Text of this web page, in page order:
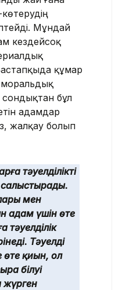
Мұндай
кездейсоқ
құмар
моральдық
бұл
адамдар
жалқау болып
тәуелділікті
салыстырады.
мен
адам үшін өте
тәуелділік
Тәуелді
қиын, ол
білуі
жүрген